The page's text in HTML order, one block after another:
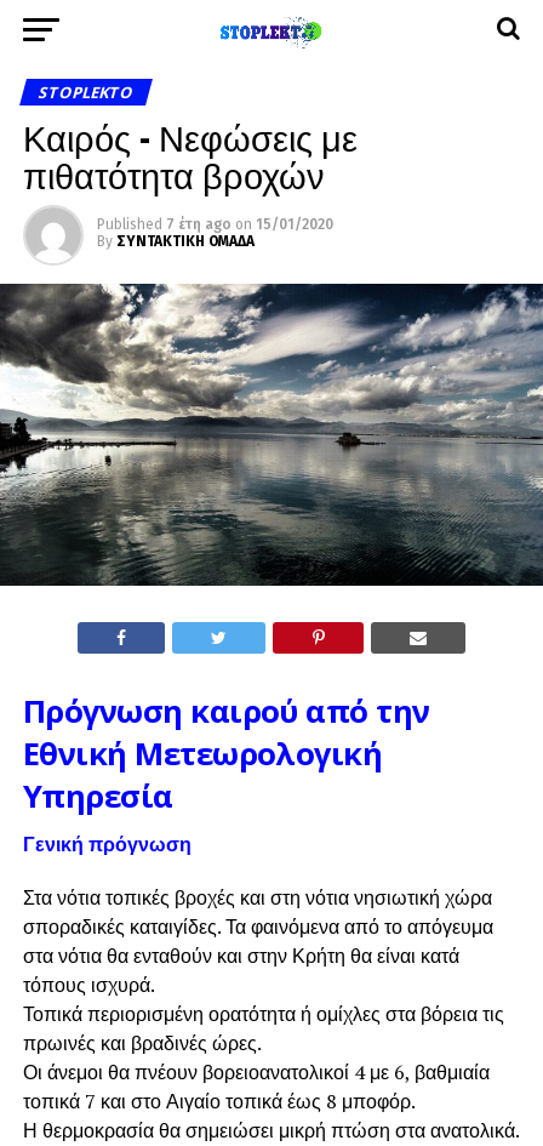
STOPLEKTO
Καιρός – Νεφώσεις με
πιθατότητα βροχών
Published 7 έτη ago on 15/01/2020
By ΣΥΝΤΑΚΤΙΚΗ ΟΜΑΔΑ
Πρόγνωση καιρού από την
Εθνική Μετεωρολογική
Υπηρεσία
Γενική πρόγνωση
Στα νότια τοπικές βροχές και στη νότια νησιωτική χώρα
σποραδικές καταιγίδες. Τα φαινόμενα από το απόγευμα
στα νότια θα ενταθούν και στην Κρήτη θα είναι κατά
τόπους ισχυρά.
Τοπικά περιορισμένη ορατότητα ή ομίχλες στα βόρεια τις
πρωινές και βραδινές ώρες.
Οι άνεμοι θα πνέουν βορειοανατολικοί 4 με 6, βαθμιαία
τοπικά 7 και στο Αιγαίο τοπικά έως 8 μποφόρ.
Η θερμοκρασία θα σημειώσει μικρή πτώση στα ανατολικά.